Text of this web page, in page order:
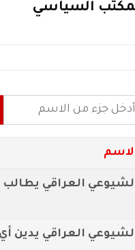
السياسي
جزء من الاسم
العراقي يطالب
العراقي يدين